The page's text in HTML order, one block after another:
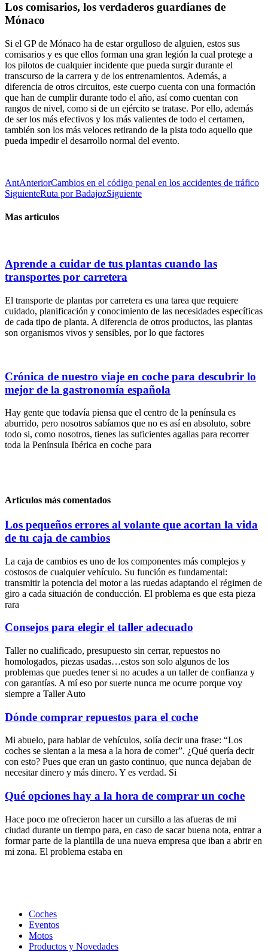
Los comisarios, los verdaderos guardianes de
Mónaco
Si el GP de Mónaco ha de estar orgulloso de alguien, estos sus
comisarios y es que ellos forman una gran legión la cual protege a
los pilotos de cualquier incidente que pueda surgir durante el
transcurso de la carrera y de los entrenamientos. Además, a
diferencia de otros circuitos, este cuerpo cuenta con una formación
que han de cumplir durante todo el año, así como cuentan con
rangos de nivel, como si de un ejército se tratase. Por ello, además
de ser los más efectivos y los más valientes de todo el certamen,
también son los más veloces retirando de la pista todo aquello que
pueda impedir el desarrollo normal del evento.
AntAnteriorCambios en el código penal en los accidentes de tráfico
SiguienteRuta por BadajozSiguiente
Mas articulos
Aprende a cuidar de tus plantas cuando las
transportes por carretera
El transporte de plantas por carretera es una tarea que requiere
cuidado, planificación y conocimiento de las necesidades específicas
de cada tipo de planta. A diferencia de otros productos, las plantas
son organismos vivos y sensibles, por lo que factores
Crónica de nuestro viaje en coche para descubrir lo
mejor de la gastronomía española
Hay gente que todavía piensa que el centro de la península es
aburrido, pero nosotros sabíamos que no es así en absoluto, sobre
todo si, como nosotros, tienes las suficientes agallas para recorrer
toda la Península Ibérica en coche para
Articulos más comentados
Los pequeños errores al volante que acortan la vida
de tu caja de cambios
La caja de cambios es uno de los componentes más complejos y
costosos de cualquier vehículo. Su función es fundamental:
transmitir la potencia del motor a las ruedas adaptando el régimen de
giro a cada situación de conducción. El problema es que esta pieza
rara
Consejos para elegir el taller adecuado
Taller no cualificado, presupuesto sin cerrar, repuestos no
homologados, piezas usadas…estos son solo algunos de los
problemas que puedes tener si no acudes a un taller de confianza y
con garantías. A mí eso por suerte nunca me ocurre porque voy
siempre a Taller Auto
Dónde comprar repuestos para el coche
Mi abuelo, para hablar de vehículos, solía decir una frase: “Los
coches se sientan a la mesa a la hora de comer”. ¿Qué quería decir
con esto? Pues que eran un gasto continuo, que nunca dejaban de
necesitar dinero y más dinero. Y es verdad. Si
Qué opciones hay a la hora de comprar un coche
Hace poco me ofrecieron hacer un cursillo a las afueras de mi
ciudad durante un tiempo para, en caso de sacar buena nota, entrar a
formar parte de la plantilla de una nueva empresa que iban a abrir en
mi zona. El problema estaba en
Coches
Eventos
Motos
Productos y Novedades